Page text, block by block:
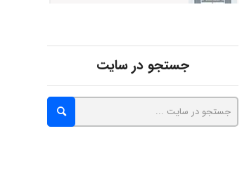
malekf
abolfazlkoshehe
جستجو در سایت